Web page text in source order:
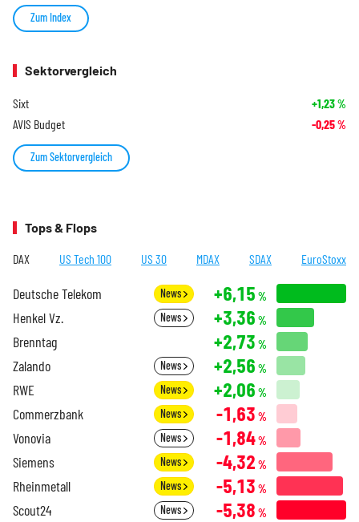
Zum Index
Sektorvergleich
Sixt +1,23%
AVIS Budget -0,25%
Zum Sektorvergleich
Tops & Flops
DAX US Tech 100 US 30 MDAX SDAX EuroStoxx
Deutsche Telekom News +6,15 %
Henkel Vz. News +3,36 %
Brenntag +2,73 %
Zalando News +2,56 %
RWE News +2,06 %
Commerzbank News -1,63 %
Vonovia News -1,84%
Siemens News -4,32 %
Rheinmetall News -5,13 %
Scout24 News -5,38 %